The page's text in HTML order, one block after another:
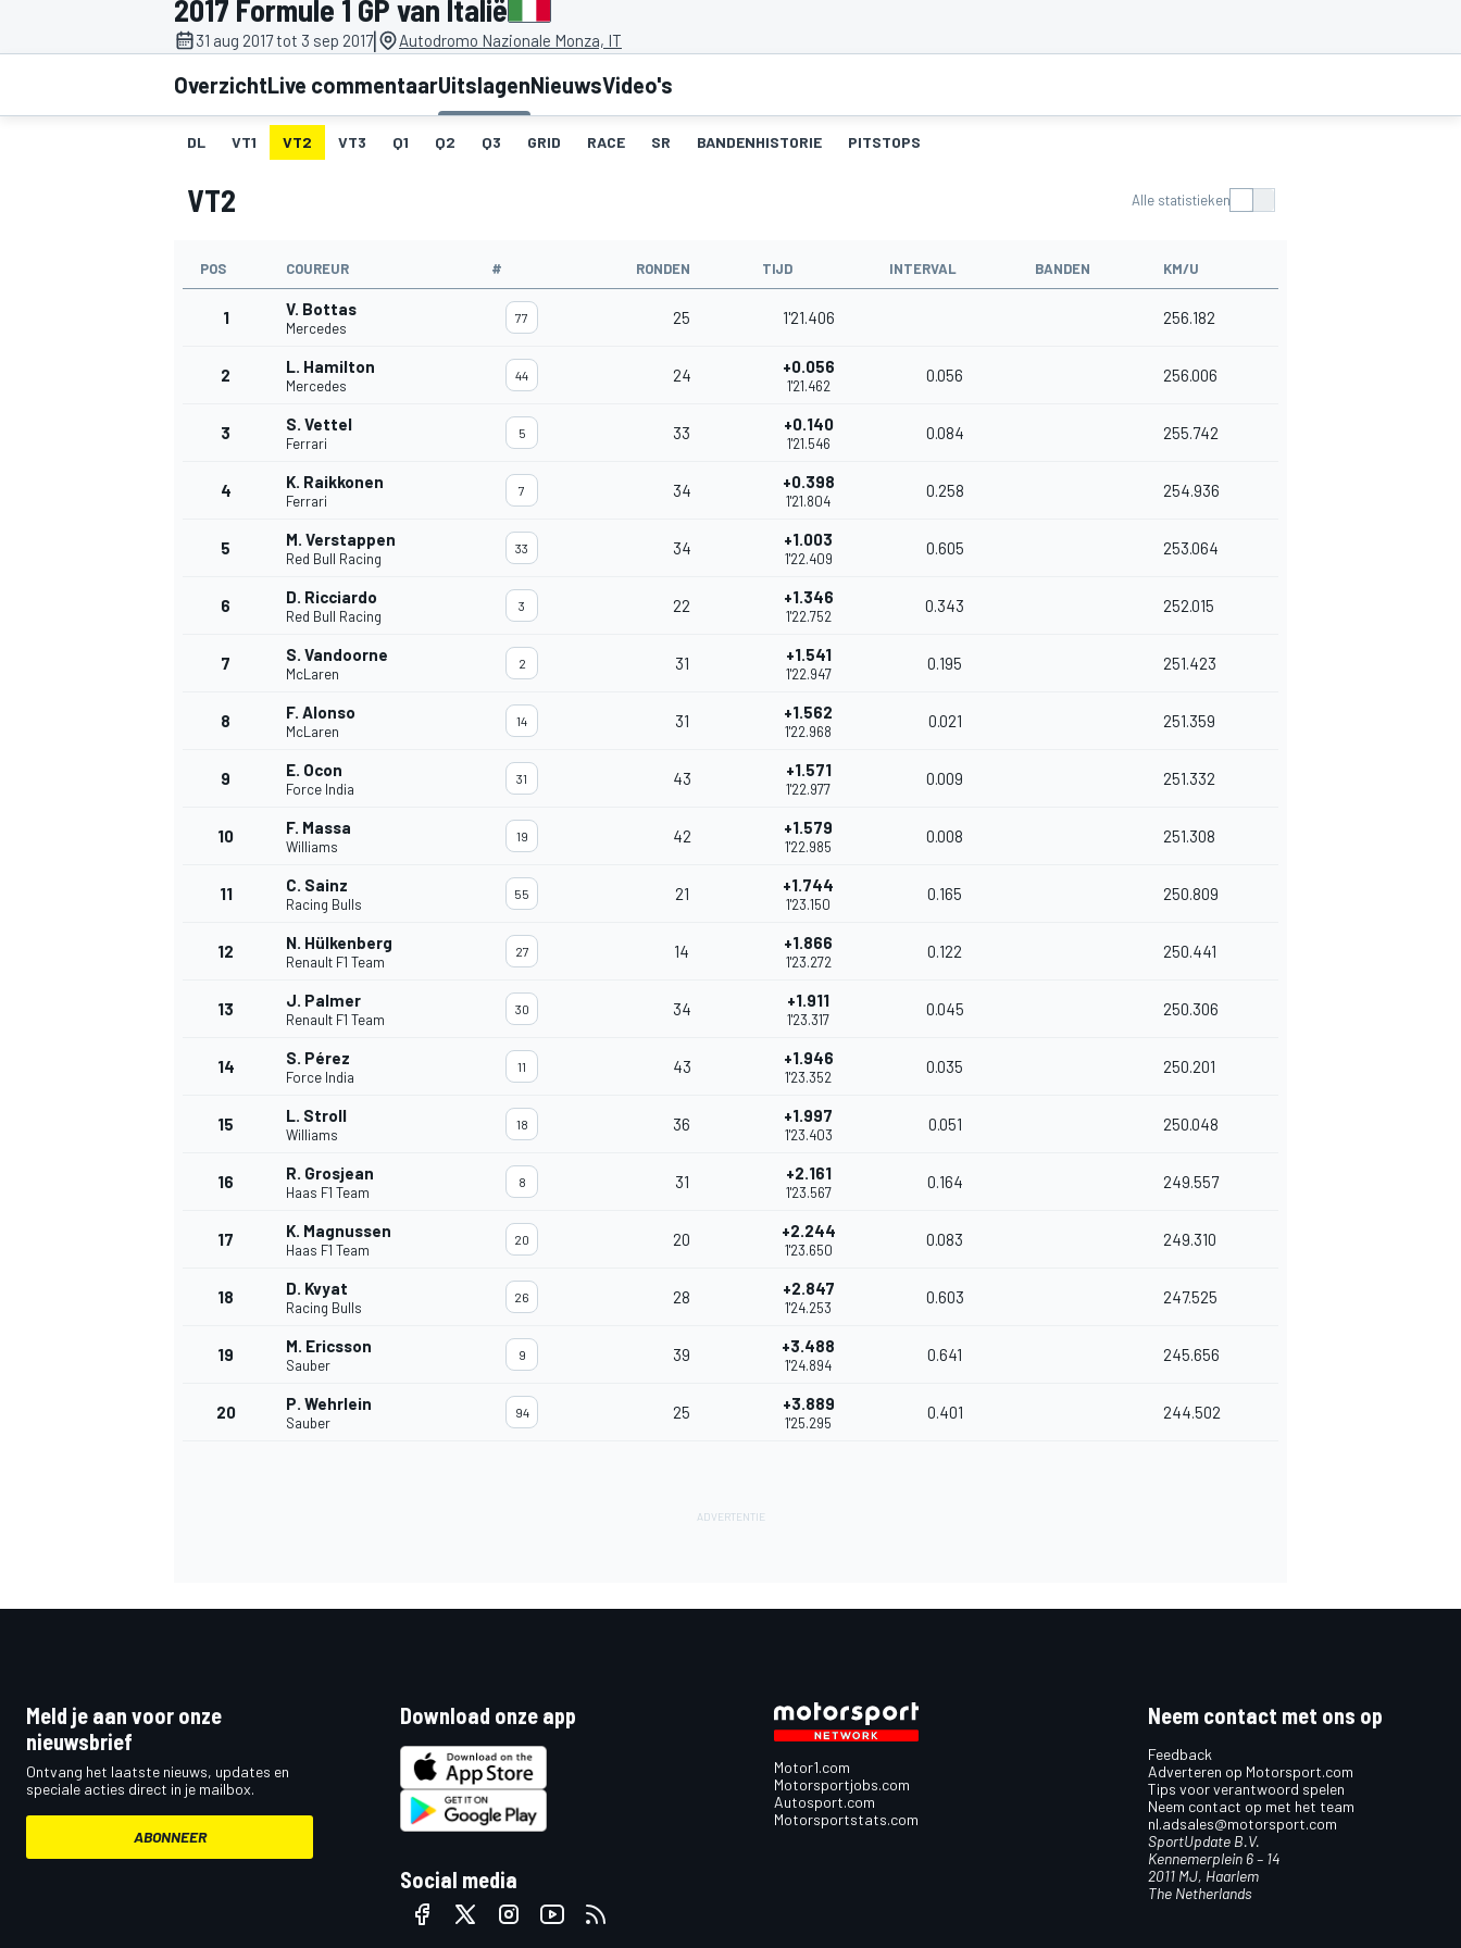
2017 Formule 1 GP van Italië
31 aug 2017 tot 3 sep 2017| Autodromo Nazionale Monza, IT
OverzichtLive commentaarUitslagenNieuwsVideo's
DL VT1 VT2 VT3 Q1 Q2 Q3 GRID RACE SR BANDENHISTORIE PITSTOPS
VT2 Alle statistieken
POS COUREUR # RONDEN TIJD INTERVAL BANDEN KM/U
1 V. Bottas
Mercedes
77 25 1'21.406 256.182
2 L. Hamilton
Mercedes
44 24 +0.056
1'21.462
0.056 256.006
3 S. Vettel
Ferrari
5 33 +0.140
1'21.546
0.084 255.742
4 K. Raikkonen
Ferrari
7 34 +0.398
1'21.804
0.258 254.936
5 M. Verstappen
Red Bull Racing
33 34 +1.003
1'22.409
0.605 253.064
6 D. Ricciardo
Red Bull Racing
3 22 +1.346
1'22.752
0.343 252.015
7 S. Vandoorne
McLaren
2 31 +1.541
1'22.947
0.195 251.423
8 F. Alonso
McLaren
14 31 +1.562
1'22.968
0.021 251.359
9 E. Ocon
Force India
31 43 +1.571
1'22.977
0.009 251.332
10 F. Massa
Williams
19 42 +1.579
1'22.985
0.008 251.308
11 C. Sainz
Racing Bulls
55 21 +1.744
1'23.150
0.165 250.809
12 N. Hülkenberg
Renault F1 Team
27 14 +1.866
1'23.272
0.122 250.441
13 J. Palmer
Renault F1 Team
30 34 +1.911
1'23.317
0.045 250.306
14 S. Pérez
Force India
11 43 +1.946
1'23.352
0.035 250.201
15 L. Stroll
Williams
18 36 +1.997
1'23.403
0.051 250.048
16 R. Grosjean
Haas F1 Team
8 31 +2.161
1'23.567
0.164 249.557
17 K. Magnussen
Haas F1 Team
20 20 +2.244
1'23.650
0.083 249.310
18 D. Kvyat
Racing Bulls
26 28 +2.847
1'24.253
0.603 247.525
19 M. Ericsson
Sauber
9 39 +3.488
1'24.894
0.641 245.656
20 P. Wehrlein
Sauber
94 25 +3.889
1'25.295
0.401 244.502
Meld je aan voor onze
nieuwsbrief
Ontvang het laatste nieuws, updates en
speciale acties direct in je mailbox.
ABONNEER
Download onze app
Social media
Motor1.com
Motorsportjobs.com
Autosport.com
Motorsportstats.com
Neem contact met ons op
Feedback
Adverteren op Motorsport.com
Tips voor verantwoord spelen
Neem contact op met het team
nl.adsales@motorsport.com
SportUpdate B.V.
Kennemerplein 6 – 14
2011 MJ, Haarlem
The Netherlands